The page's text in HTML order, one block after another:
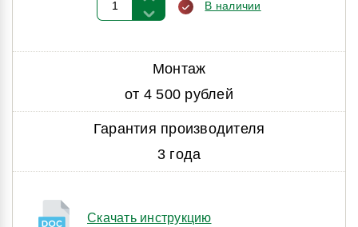
В наличии
Монтаж
от 4 500 рублей
Гарантия производителя
3 года
Скачать инструкцию